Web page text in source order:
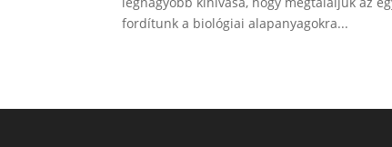
fordítunk a biológiai alapanyagokra...